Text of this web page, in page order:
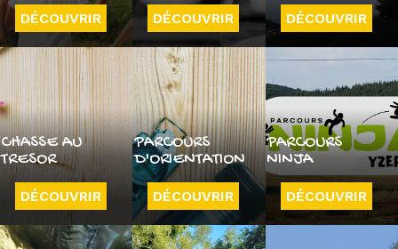
DÉCOUVRIR DÉCOUVRIR DÉCOUVRIR
CHASSE AU
TRESOR
DÉCOUVRIR
PARCOURS
D'ORIENTATION
DÉCOUVRIR
PARCOURS
NINJA
DÉCOUVRIR